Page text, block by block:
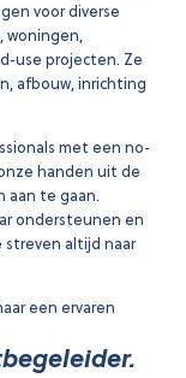
voor diverse
woningen,
use projecten. Ze
afbouw, inrichting
met een no-
handen uit de
aan te gaan.
ondersteunen en
streven altijd naar
een ervaren